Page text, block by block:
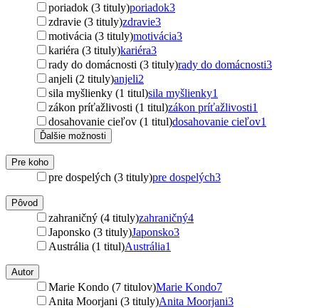
poriadok (3 tituly)poriadok3
zdravie (3 tituly)zdravie3
motivácia (3 tituly)motivácia3
kariéra (3 tituly)kariéra3
rady do domácnosti (3 tituly)rady do domácnosti3
anjeli (2 tituly)anjeli2
sila myšlienky (1 titul)sila myšlienky1
zákon príťažlivosti (1 titul)zákon príťažlivosti1
dosahovanie cieľov (1 titul)dosahovanie cieľov1
Ďalšie možnosti
Pre koho
pre dospelých (3 tituly)pre dospelých3
Pôvod
zahraničný (4 tituly)zahraničný4
Japonsko (3 tituly)Japonsko3
Austrália (1 titul)Austrália1
Autor
Marie Kondo (7 titulov)Marie Kondo7
Anita Moorjani (3 tituly)Anita Moorjani3